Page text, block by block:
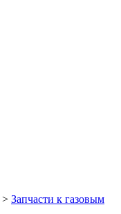
> Запчасти к газовым